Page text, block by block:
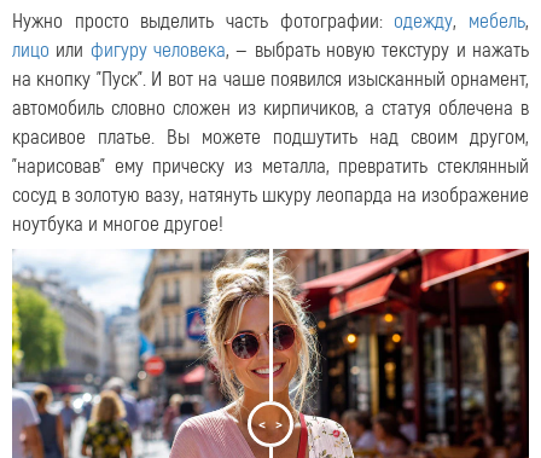
Нужно просто выделить часть фотографии: одежду, мебель,
лицо или фигуру человека, — выбрать новую текстуру и нажать
на кнопку "Пуск". И вот на чаше появился изысканный орнамент,
автомобиль словно сложен из кирпичиков, а статуя облечена в
красивое платье. Вы можете подшутить над своим другом,
"нарисовав" ему прическу из металла, превратить стеклянный
сосуд в золотую вазу, натянуть шкуру леопарда на изображение
ноутбука и многое другое!
< >